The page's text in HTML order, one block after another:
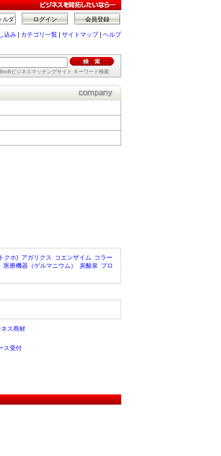
会員登録
ログイン
ルダ
込み カテゴリ一覧 サイトマップ| ヘルプ
ビジネスマッチングサイト キーワード検索
クホ) アガリクス コエンザイム コラー
医療機器（ゲルマニウム） 炭酸泉 プロ
ネス商材
ス受付